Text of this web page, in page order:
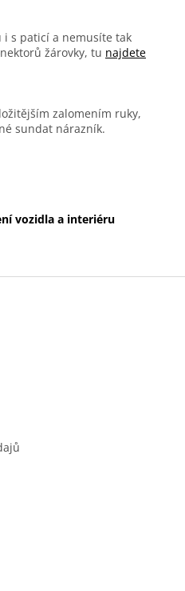
s paticí a nemusíte tak
žárovky, tu najdete
zalomením ruky,
sundat nárazník.
vozidla a interiéru